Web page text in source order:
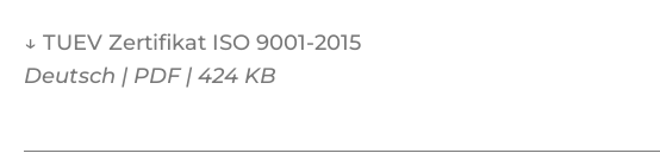
↓ TUEV Zertifikat ISO 9001-2015
Deutsch | PDF | 424 KB